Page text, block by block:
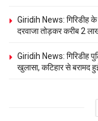
Giridih News: गिरिडीह के
दरवाजा तोड़कर करीब 2
Giridih News: गिरिडीह
खुलासा, कटिहार से बरामद